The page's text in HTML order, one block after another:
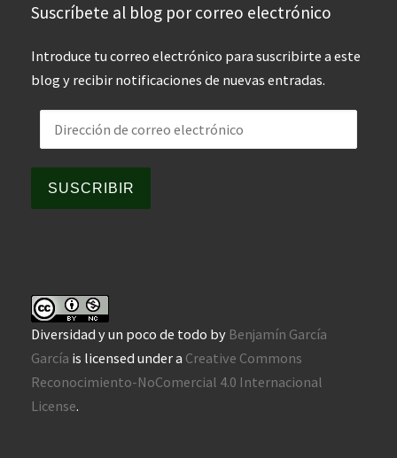
Suscríbete al blog por correo electrónico
Introduce tu correo electrónico para suscribirte a este
blog y recibir notificaciones de nuevas entradas.
Dirección de correo electrónico
SUSCRIBIR
Diversidad y un poco de todo by Benjamín García
García is licensed under a Creative Commons
Reconocimiento-NoComercial 4.0 Internacional
License.